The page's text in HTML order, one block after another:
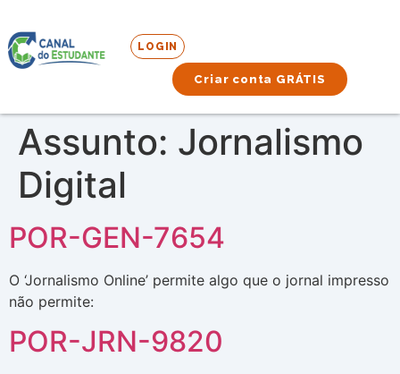
LOGIN
Criar conta GRÁTIS
Assunto: Jornalismo
Digital
POR-GEN-7654
O ‘Jornalismo Online’ permite algo que o jornal impresso
não permite:
POR-JRN-9820